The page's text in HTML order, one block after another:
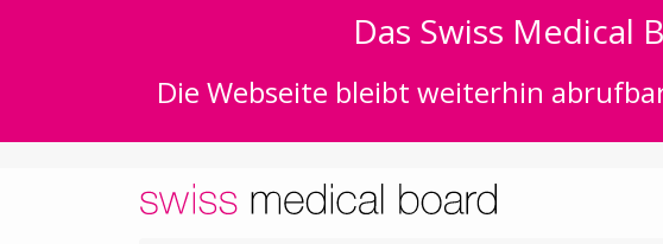
Das Swiss Medical
Die Webseite bleibt weiterhin